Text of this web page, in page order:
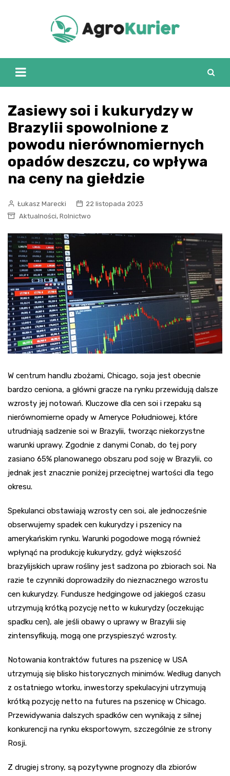
Zasiewy soi i kukurydzy w
Brazylii spowolnione z
powodu nierównomiernych
opadów deszczu, co wpływa
na ceny na giełdzie
Łukasz Marecki
22 listopada 2023
Aktualności, Rolnictwo
W centrum handlu zbożami, Chicago, soja jest obecnie
bardzo ceniona, a główni gracze na rynku przewidują dalsze
wzrosty jej notowań. Kluczowe dla cen soi i rzepaku są
nierównomierne opady w Ameryce Południowej, które
utrudniają sadzenie soi w Brazylii, tworząc niekorzystne
warunki uprawy. Zgodnie z danymi Conab, do tej pory
zasiano 65% planowanego obszaru pod soję w Brazylii, co
jednak jest znacznie poniżej przeciętnej wartości dla tego
okresu.
Spekulanci obstawiają wzrosty cen soi, ale jednocześnie
obserwujemy spadek cen kukurydzy i pszenicy na
amerykańskim rynku. Warunki pogodowe mogą również
wpłynąć na produkcję kukurydzy, gdyż większość
brazylijskich upraw rośliny jest sadzona po zbiorach soi. Na
razie te czynniki doprowadziły do nieznacznego wzrostu
cen kukurydzy. Fundusze hedgingowe od jakiegoś czasu
utrzymują krótką pozycję netto w kukurydzy (oczekując
spadku cen), ale jeśli obawy o uprawy w Brazylii się
zintensyfikują, mogą one przyspieszyć wzrosty.
Notowania kontraktów futures na pszenicę w USA
utrzymują się blisko historycznych minimów. Według danych
z ostatniego wtorku, inwestorzy spekulacyjni utrzymują
krótką pozycję netto na futures na pszenicę w Chicago.
Przewidywania dalszych spadków cen wynikają z silnej
konkurencji na rynku eksportowym, szczególnie ze strony
Rosji.
Z drugiej strony, są pozytywne prognozy dla zbiorów